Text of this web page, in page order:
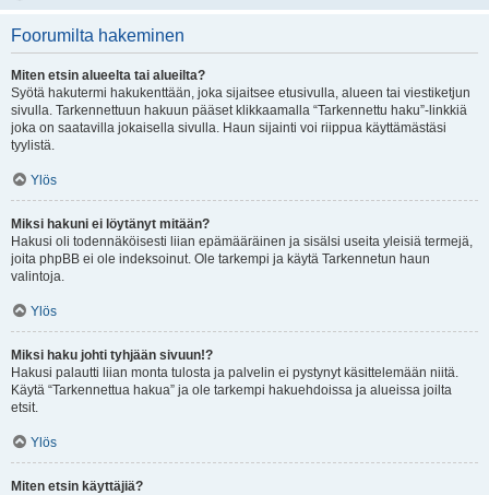
Foorumilta hakeminen
Miten etsin alueelta tai alueilta?
Syötä hakutermi hakukenttään, joka sijaitsee etusivulla, alueen tai viestiketjun
sivulla. Tarkennettuun hakuun pääset klikkaamalla “Tarkennettu haku”-linkkiä
joka on saatavilla jokaisella sivulla. Haun sijainti voi riippua käyttämästäsi
tyylistä.
Ylös
Miksi hakuni ei löytänyt mitään?
Hakusi oli todennäköisesti liian epämääräinen ja sisälsi useita yleisiä termejä,
joita phpBB ei ole indeksoinut. Ole tarkempi ja käytä Tarkennetun haun
valintoja.
Ylös
Miksi haku johti tyhjään sivuun!?
Hakusi palautti liian monta tulosta ja palvelin ei pystynyt käsittelemään niitä.
Käytä “Tarkennettua hakua” ja ole tarkempi hakuehdoissa ja alueissa joilta
etsit.
Ylös
Miten etsin käyttäjiä?